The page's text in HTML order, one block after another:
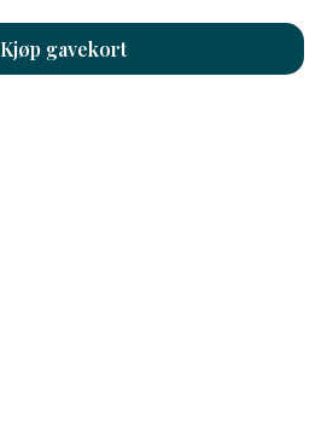
Kjøp gavekort